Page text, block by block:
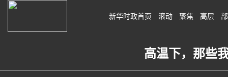
新华时政首页 滚动 聚焦 高层
高温下，那些